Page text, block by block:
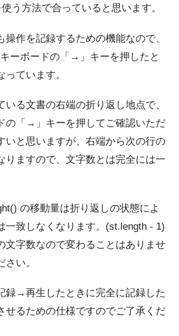
使う方法で合っていると思います。
操作を記録するための機能なので、
キーボードの「→」キーを押したと
っています。
いる文書の右端の折り返し地点で、
の「→」キーを押してご確認いただ
いと思いますが、右端から次の行の
りますので、文字数とは完全には一
の移動量は折り返しの状態によ
一致しなくなります。(st.length - 1)
文字数なので変わることはありませ
い。
録→再生したときに完全に記録した
せるための仕様ですのでご了承くだ